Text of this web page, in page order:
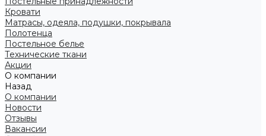
Кровати
Матрасы, одеяла, подушки, покрывала
Полотенца
Постельное белье
Технические ткани
Акции
О компании
Назад
О компании
Новости
Отзывы
Вакансии